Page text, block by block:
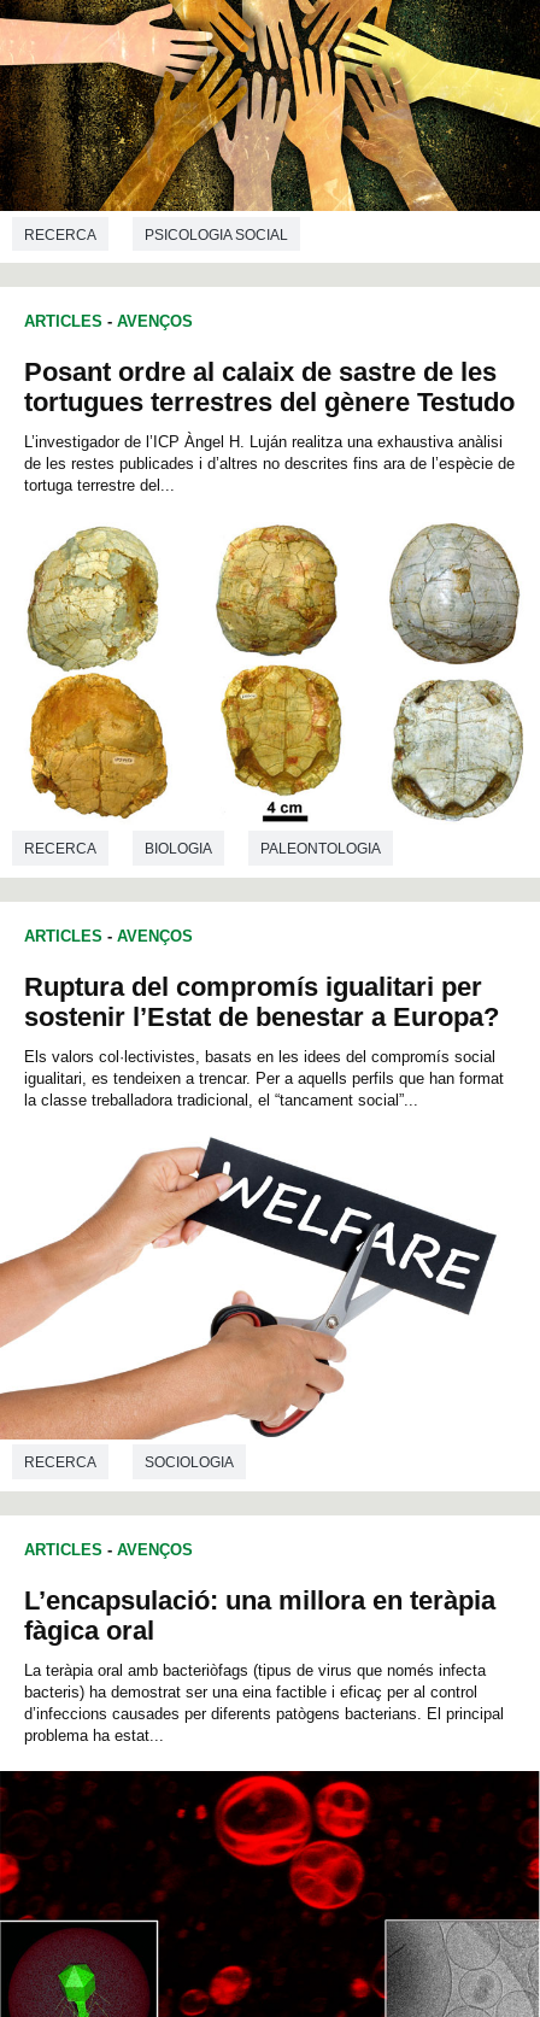
RECERCA PSICOLOGIA SOCIAL
ARTICLES - AVENÇOS
Posant ordre al calaix de sastre de les
tortugues terrestres del gènere Testudo
L’investigador de l’ICP Àngel H. Luján realitza una exhaustiva anàlisi
de les restes publicades i d’altres no descrites fins ara de l’espècie de
tortuga terrestre del...
RECERCA BIOLOGIA PALEONTOLOGIA
ARTICLES - AVENÇOS
Ruptura del compromís igualitari per
sostenir l’Estat de benestar a Europa?
Els valors col·lectivistes, basats en les idees del compromís social
igualitari, es tendeixen a trencar. Per a aquells perfils que han format
la classe treballadora tradicional, el “tancament social”...
RECERCA SOCIOLOGIA
ARTICLES - AVENÇOS
L’encapsulació: una millora en teràpia
fàgica oral
La teràpia oral amb bacteriòfags (tipus de virus que només infecta
bacteris) ha demostrat ser una eina factible i eficaç per al control
d’infeccions causades per diferents patògens bacterians. El principal
problema ha estat...